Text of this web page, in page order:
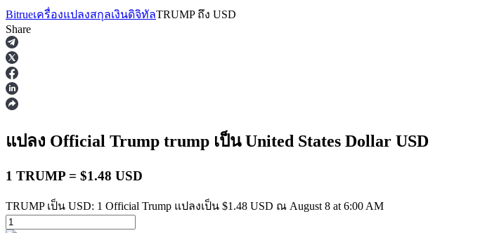
ฟิวเจอร์ส
Bitrueเครื่องแปลงสกุลเงินดิจิทัลTRUMP ถึง USD
Share
แปลง Official Trump trump เป็น United States Dollar USD
1 TRUMP = $1.48 USD
TRUMP เป็น USD: 1 Official Trump แปลงเป็น $1.48 USD ณ August 8 at 6:00 AM